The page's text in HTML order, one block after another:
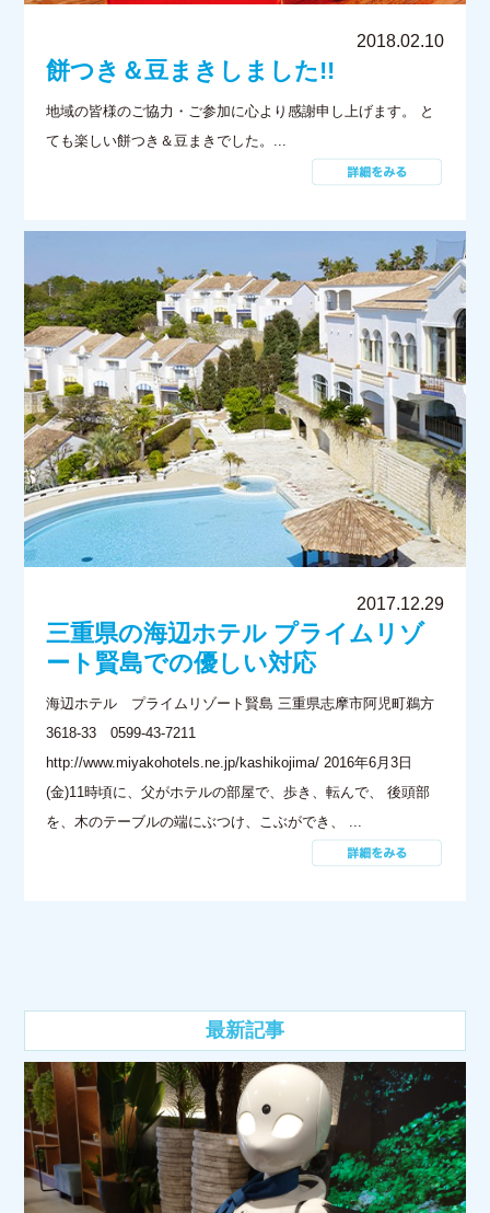
2018.02.10
餅つき＆豆まきしました!!
地域の皆様のご協力・ご参加に心より感謝申し上げます。 と
ても楽しい餅つき＆豆まきでした。...
2017.12.29
三重県の海辺ホテル プライムリゾ
ート賢島での優しい対応
海辺ホテル プライムリゾート賢島 三重県志摩市阿児町鵜方
3618-33 0599-43-7211
http://www.miyakohotels.ne.jp/kashikojima/ 2016年6月3日
(金)11時頃に、父がホテルの部屋で、歩き、転んで、 後頭部
を、木のテーブルの端にぶつけ、こぶができ、 ...
最新記事